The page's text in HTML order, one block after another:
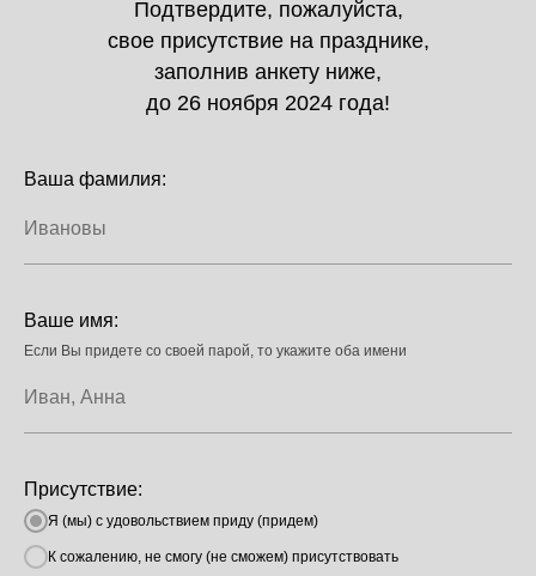
Подтвердите, пожалуйста,
свое присутствие на празднике,
заполнив анкету ниже,
до 26 ноября 2024 года!
Ваша фамилия:
Ваше имя:
Если Вы придете со своей парой, то укажите оба имени
Присутствие:
Я (мы) с удовольствием приду (придем)
К сожалению, не смогу (не сможем) присутствовать